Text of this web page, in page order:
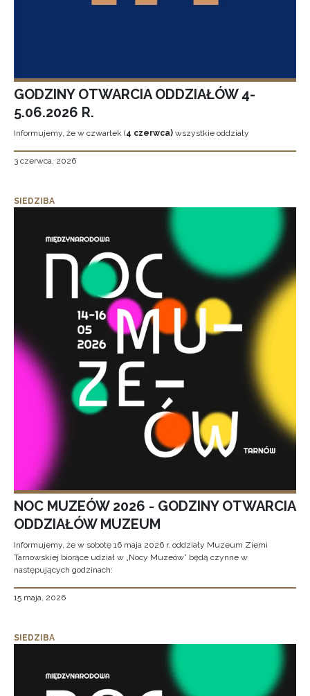
GODZINY OTWARCIA ODDZIAŁÓW 4-
5.06.2026 R.
Informujemy, że w czwartek (4 czerwca) wszystkie oddziały
3 czerwca, 2026
SIEDZIBA
NOC MUZEÓW 2026 - GODZINY OTWARCIA
ODDZIAŁÓW MUZEUM
Informujemy, że w sobotę 16 maja 2026 r. oddziały Muzeum Ziemi
Tarnowskiej biorące udział w „Nocy Muzeów” będą czynne w
następujących godzinach:
15 maja, 2026
SIEDZIBA